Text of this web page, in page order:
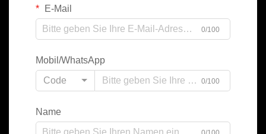
E-Mail
0/100
Mobil/WhatsApp
Code
0/100
Name